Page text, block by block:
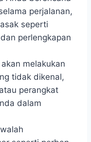
perjalanan,
seperti
perlengkapan
melakukan
tidak dikenal,
perangkat
dalam